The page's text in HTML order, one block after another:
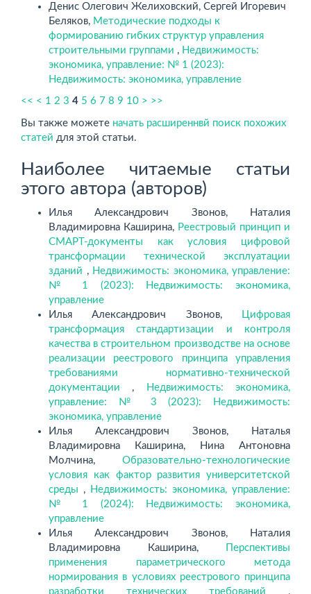
Денис Олегович Желиховский, Сергей Игоревич
Беляков, Методические подходы к
формированию гибких структур управления
строительными группами , Недвижимость:
экономика, управление: № 1 (2023):
Недвижимость: экономика, управление
<< < 1 2 3 4 5 6 7 8 9 10 > >>
Вы также можете начать расширеннвй поиск похожих
статей для этой статьи.
Наиболее читаемые статьи
этого автора (авторов)
Илья Александрович Звонов, Наталия
Владимировна Каширина, Реестровый принцип и
СМАРТ-документы как условия цифровой
трансформации технической эксплуатации
зданий , Недвижимость: экономика, управление:
№ 1 (2023): Недвижимость: экономика,
управление
Илья Александрович Звонов,
Цифровая
трансформация стандартизации и контроля
качества в строительном производстве на основе
реализации реестрового принципа управления
требованиями нормативно-технической
документации ,
Недвижимость: экономика,
управление: № 3 (2023): Недвижимость:
экономика, управление
Илья Александрович Звонов, Наталья
Владимировна Каширина, Нина Антоновна
Молчина, Образовательно-технологические
условия как фактор развития университетской
среды , Недвижимость: экономика, управление:
№ 1 (2024): Недвижимость: экономика,
управление
Илья Александрович Звонов, Наталия
Владимировна Каширина,
Перспективы
применения параметрического метода
нормирования в условиях реестрового принципа
разработки технических требований ,